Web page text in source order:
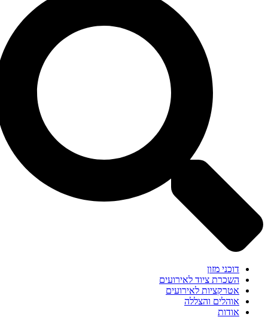
דוכני מזון
השכרת ציוד לאירועים
אטרקציות לאירועים
אוהלים והצללה
אודות